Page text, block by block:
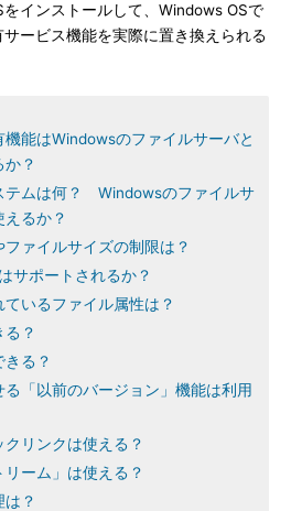
インストールして、Windows OSで
ービス機能を実際に置き換えられる
機能はWindowsのファイルサーバと
？
テムは何？ Windowsのファイルサ
るか？
ァイルサイズの制限は？
サポートされるか？
いるファイル属性は？
？
る？
「以前のバージョン」機能は利用
リンクは使える？
ーム」は使える？
？